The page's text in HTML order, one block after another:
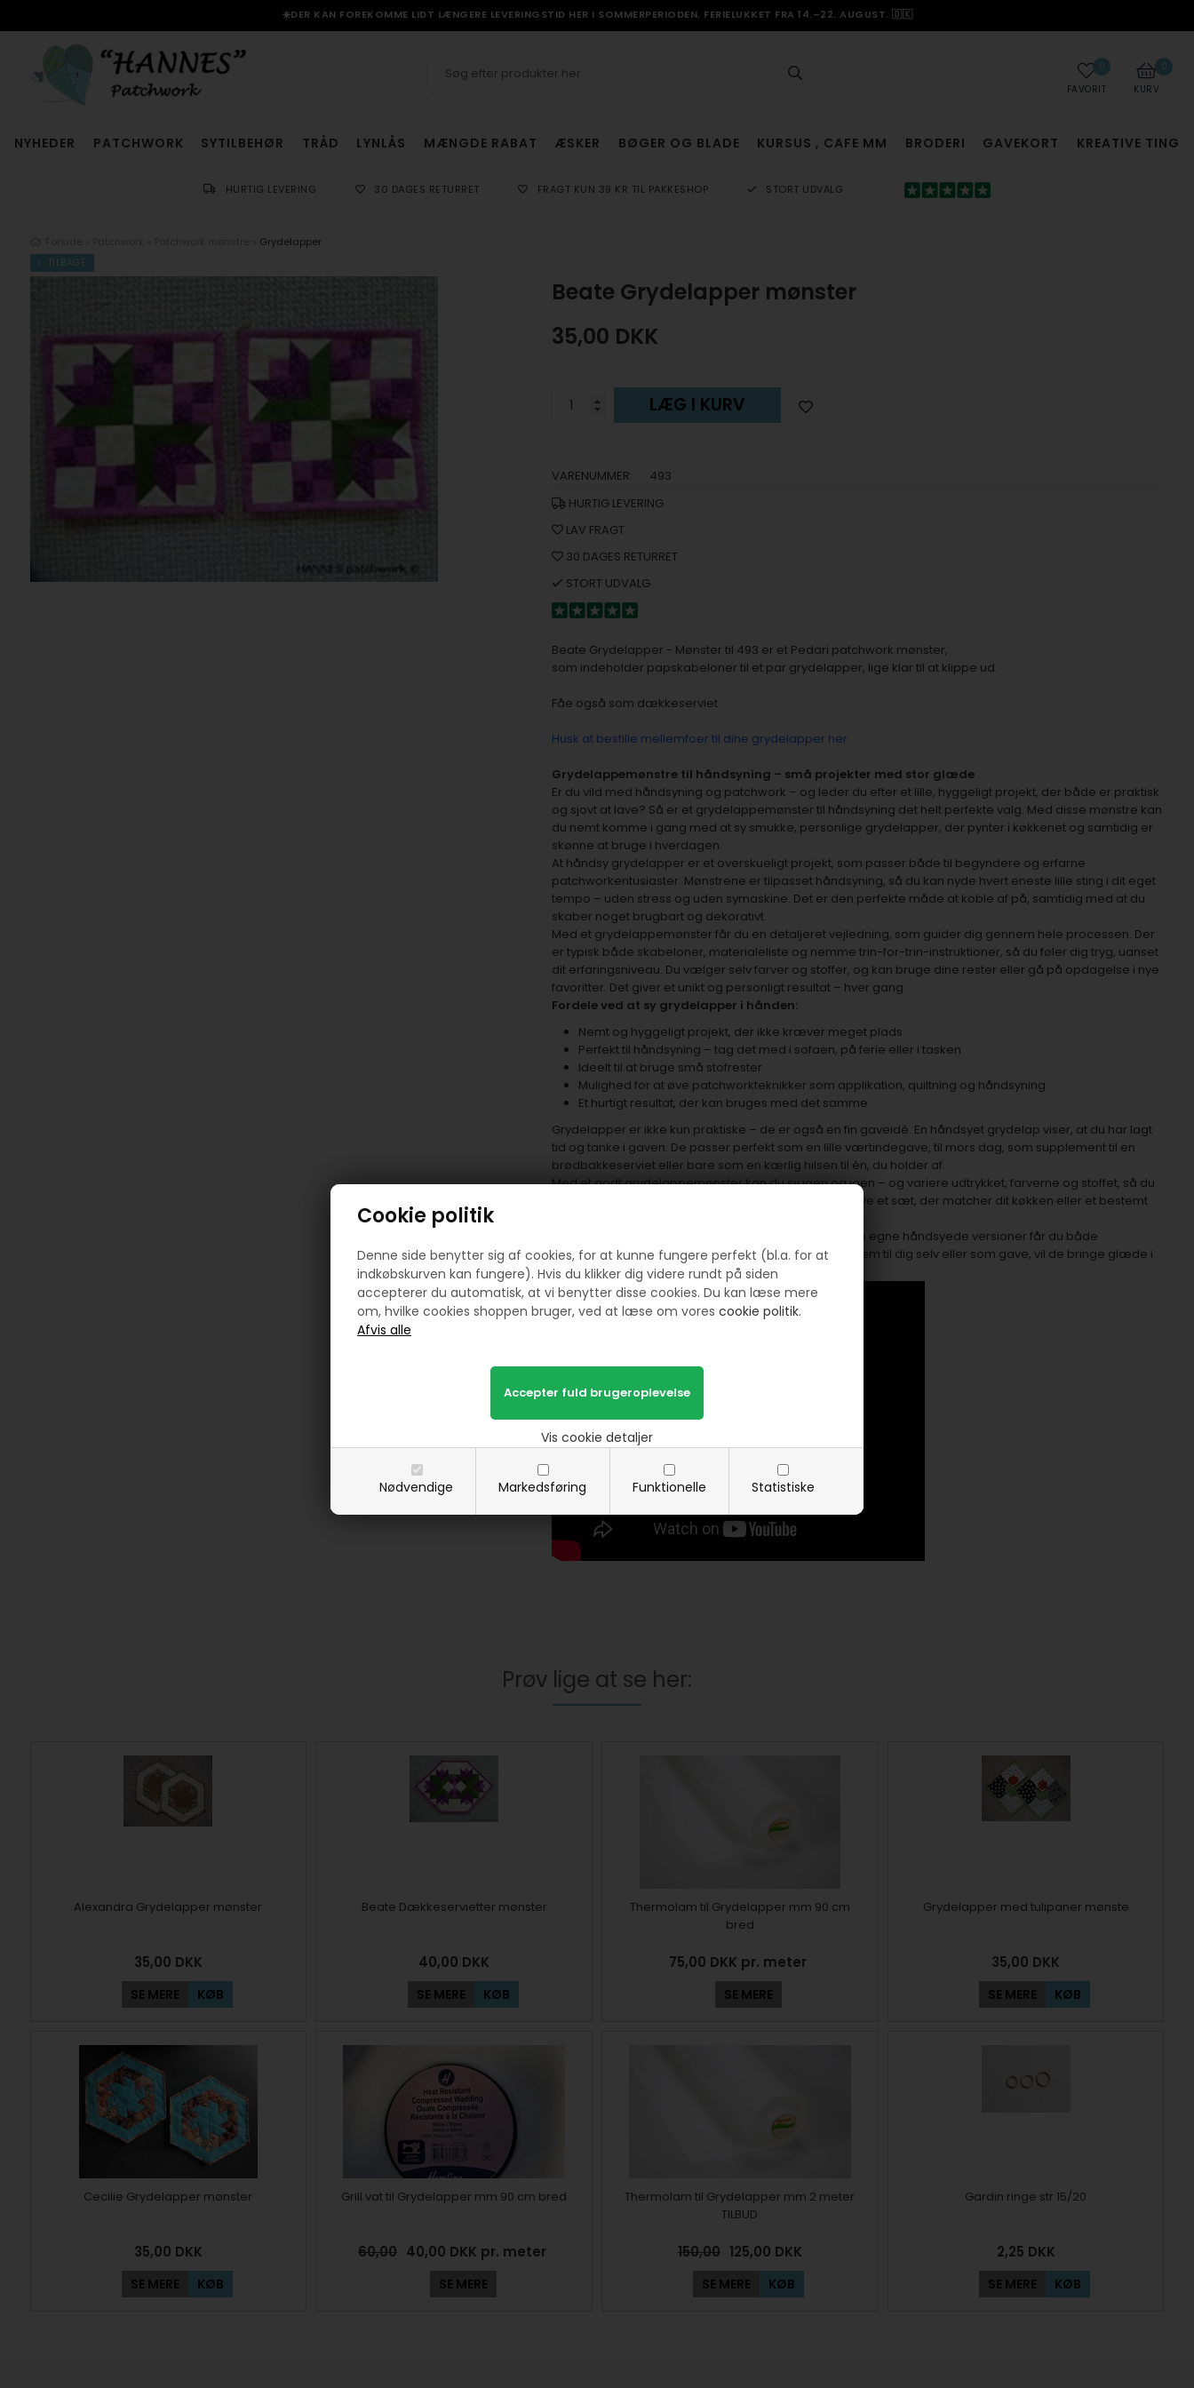
Cookie politik
Denne side benytter sig af cookies, for at kunne fungere perfekt (bl.a. for at
indkøbskurven kan fungere). Hvis du klikker dig videre rundt på siden
accepterer du automatisk, at vi benytter disse cookies. Du kan læse mere
om, hvilke cookies shoppen bruger, ved at læse om vores cookie politik.
Nødvendige Markedsføring Funktionelle Statistiske
Vis cookie detaljer
☀️DER KAN FOREKOMME LIDT LÆNGERE LEVERINGSTID HER I SOMMERPERIODEN. FERIELUKKET FRA 14.–22. AUGUST. 🇩🇰
0
KURV
0
FAVORIT
NYHEDER PATCHWORK SYTILBEHØR TRÅD LYNLÅS MÆNGDE RABAT ÆSKER BØGER OG BLADE KURSUS , CAFE MM BRODERI GAVEKORT KREATIVE TING
HURTIG LEVERING 30 DAGES RETURRET FRAGT KUN 39 KR TIL PAKKESHOP STORT UDVALG
Grydelapper
TILBAGE
Beate Grydelapper mønster
35,00 DKK
LÆG I KURV
VARENUMMER:
493
HURTIG LEVERING
LAV FRAGT
30 DAGES RETURRET
STORT UDVALG
Beate Grydelapper - Mønster til 493 er et Pedari patchwork mønster,
som indeholder papskabeloner til et par grydelapper, lige klar til at klippe ud.
Fåe også som dækkeserviet
Husk at bestille mellemfoer til dine grydelapper her
Grydelappemønstre til håndsyning – små projekter med stor glæde
Er du vild med håndsyning og patchwork – og leder du efter et lille, hyggeligt projekt, der både er praktisk
og sjovt at lave? Så er et grydelappemønster til håndsyning det helt perfekte valg. Med disse mønstre kan
du nemt komme i gang med at sy smukke, personlige grydelapper, der pynter i køkkenet og samtidig er
skønne at bruge i hverdagen.
At håndsy grydelapper er et overskueligt projekt, som passer både til begyndere og erfarne
patchworkentusiaster. Mønstrene er tilpasset håndsyning, så du kan nyde hvert eneste lille sting i dit eget
tempo – uden stress og uden symaskine. Det er den perfekte måde at koble af på, samtidig med at du
skaber noget brugbart og dekorativt.
Med et grydelappemønster får du en detaljeret vejledning, som guider dig gennem hele processen. Der
er typisk både skabeloner, materialeliste og nemme trin-for-trin-instruktioner, så du føler dig tryg, uanset
dit erfaringsniveau. Du vælger selv farver og stoffer, og kan bruge dine rester eller gå på opdagelse i nye
favoritter. Det giver et unikt og personligt resultat – hver gang.
Fordele ved at sy grydelapper i hånden:
Nemt og hyggeligt projekt, der ikke kræver meget plads
Perfekt til håndsyning – tag det med i sofaen, på ferie eller i tasken
Ideelt til at bruge små stofrester
Mulighed for at øve patchworkteknikker som applikation, quiltning og håndsyning
Et hurtigt resultat, der kan bruges med det samme
Grydelapper er ikke kun praktiske – de er også en fin gaveidé. En håndsyet grydelap viser, at du har lagt
tid og tanke i gaven. De passer perfekt som en lille værtindegave, til mors dag, som supplement til en
brødbakkeserviet eller bare som en kærlig hilsen til én, du holder af.
Med et godt grydelappemønster kan du sy igen og igen – og variere udtrykket, farverne og stoffet, så du
får nye udgaver hver gang. Du kan også sy flere og lave et sæt, der matcher dit køkken eller et bestemt
Grydelapper er en fast del af hverdagen, og med dine egne håndsyede versioner får du både
funktionalitet og personlighed i ét. Uanset om du syr dem til dig selv eller som gave, vil de bringe glæde i
mange år frem.
Prøv lige at se her:
Alexandra Grydelapper mønster
35,00 DKK
SE MERE KØB
Beate Dækkeservietter mønster
40,00 DKK
SE MERE KØB
Thermolam til Grydelapper mm 90 cm
bred
75,00 DKK pr. meter
SE MERE
Grydelapper med tulipaner mønste
35,00 DKK
SE MERE KØB
Cecilie Grydelapper mønster
35,00 DKK
SE MERE KØB
Grill vat til Grydelapper mm 90 cm bred
60,00 40,00 DKK pr. meter
SE MERE
Thermolam til Grydelapper mm 2 meter
TILBUD
150,00 125,00 DKK
SE MERE KØB
Gardin ringe str 15/20
2,25 DKK
SE MERE KØB